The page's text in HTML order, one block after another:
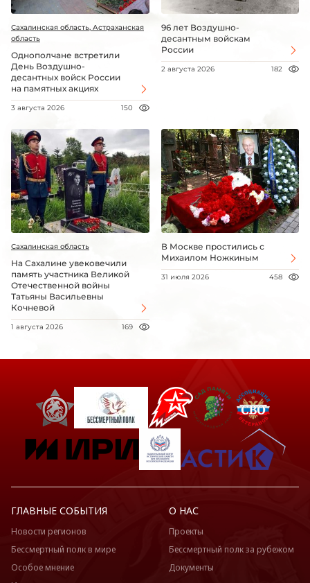
Сахалинская область, Астраханская
область
Однополчане встретили
День Воздушно-
десантных войск России
на памятных акциях
3 августа 2026 150
96 лет Воздушно-
десантным войскам
России
2 августа 2026 182
Сахалинская область
На Сахалине увековечили
память участника Великой
Отечественной войны
Татьяны Васильевны
Кочневой
1 августа 2026 169
В Москве простились с
Михаилом Ножкиным
31 июля 2026 458
ГЛАВНЫЕ СОБЫТИЯ
Новости регионов
Бессмертный полк в мире
Особое мнение
О НАС
Проекты
Бессмертный полк за рубежом
Документы